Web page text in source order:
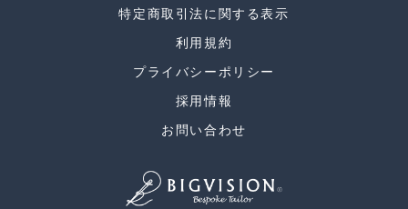
特定商取引法に関する表示
利用規約
プライバシーポリシー
採用情報
お問い合わせ